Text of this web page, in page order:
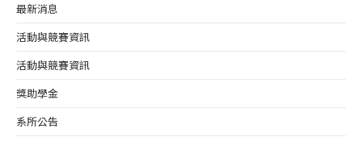
最新消息
活動與競賽資訊
活動與競賽資訊
獎助學金
系所公告